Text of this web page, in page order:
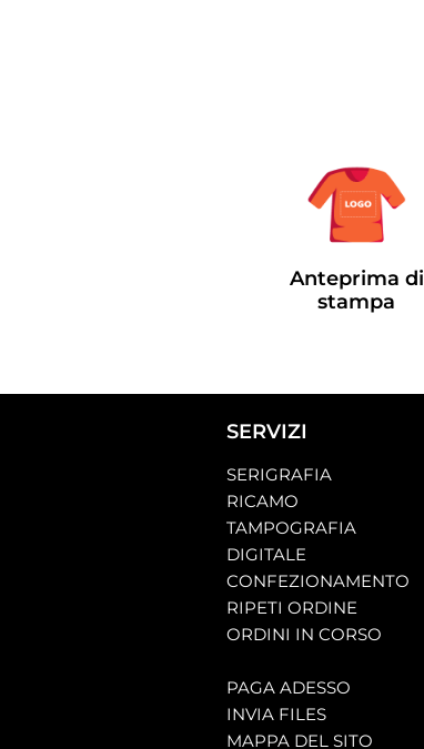
Anteprima di
stampa
SERVIZI
SERIGRAFIA
RICAMO
TAMPOGRAFIA
DIGITALE
CONFEZIONAMENTO
RIPETI ORDINE
ORDINI IN CORSO
PAGA ADESSO
INVIA FILES
MAPPA DEL SITO